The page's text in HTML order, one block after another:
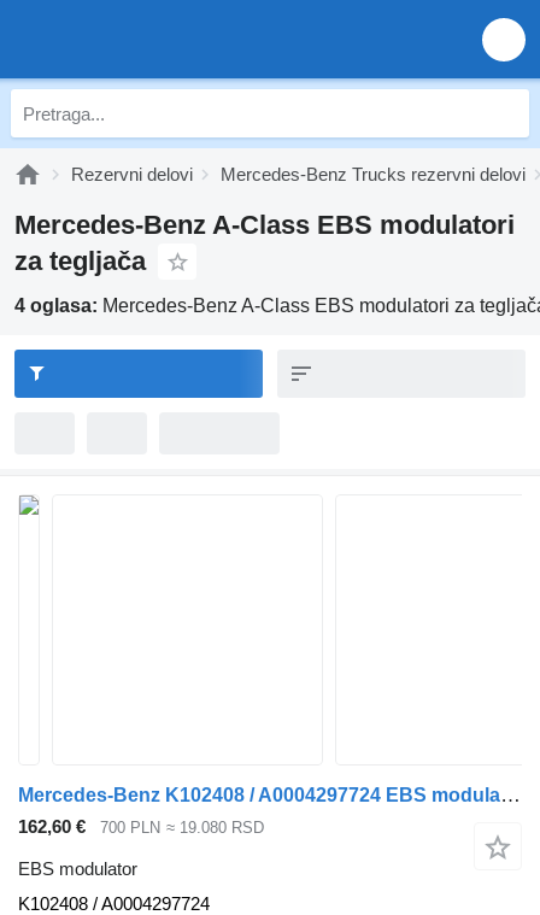
Rezervni delovi Mercedes-Benz Trucks rezervni delovi
Mercedes-Benz A-Class EBS modulatori
za tegljača
4 oglasa: Mercedes-Benz A-Class EBS modulatori za
Mercedes-Benz K102408 / A0004297724 EBS modulator za Mercedes-Benz ACTROS MP4 tegljača
162,60 € 700 PLN ≈ 19.080 RSD
EBS modulator
K102408 / A0004297724